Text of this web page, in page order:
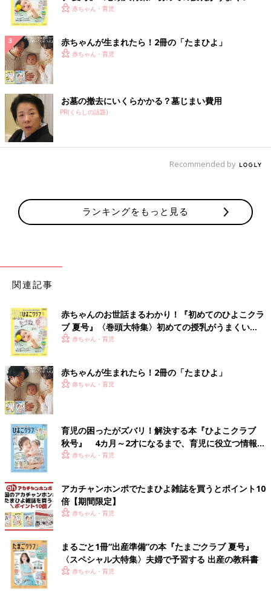
く！ おっぱい・ミルクの基本と夏のトラブル 解決テ
赤ちゃん・育児
赤ちゃんが生まれたら！2冊の「たまひよ」
赤ちゃん・育児
お墓の撤去にいくらかかる？墓じまい費用
PR(くらしの話題)
Recommended by
ランキングをもっと見る
関連記事
赤ちゃんのお世話まるわかり！『初めてのひよこクラ
ブ 夏号』〈巻頭大特集〉初めての授乳がうまくい
く！ おっぱい・ミルクの基本と夏のトラブル 解決テ
赤ちゃん・育児
赤ちゃんが生まれたら！2冊の「たまひよ」
赤ちゃん・育児
育児の困ったがズバリ！解決する本『ひよこクラブ
秋号』 4カ月～2才になるまで、育児に役立つ情報が
いっぱい！
赤ちゃん・育児
アカチャンホンポでたまひよ雑誌を買うとポイント10
倍【期間限定】
赤ちゃん・育児
まるごと1冊“出産準備”の本『たまごクラブ 夏号』
〈スペシャル大特集〉夫婦で予習する 出産の教科書
赤ちゃん・育児